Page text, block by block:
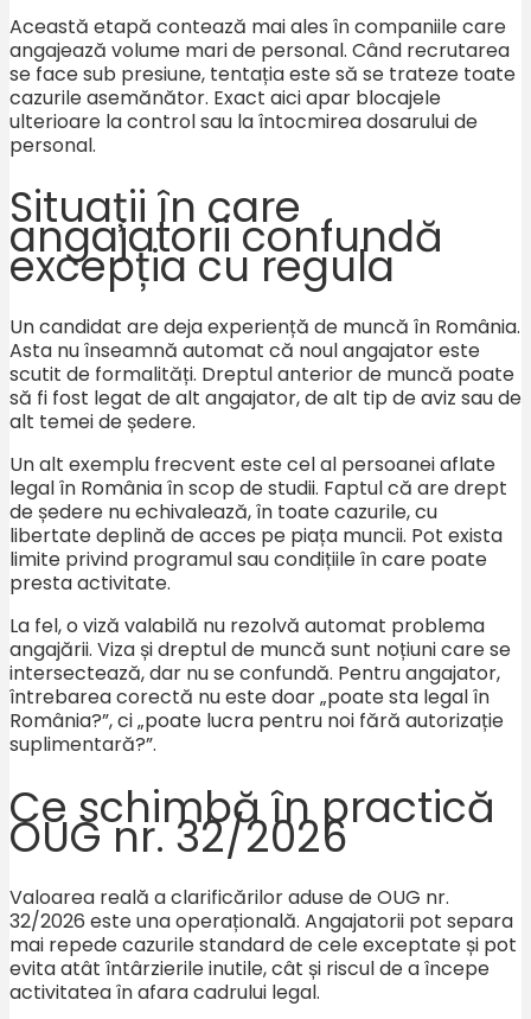
Această etapă contează mai ales în companiile care
angajează volume mari de personal. Când recrutarea
se face sub presiune, tentația este să se trateze toate
cazurile asemănător. Exact aici apar blocajele
ulterioare la control sau la întocmirea dosarului de
personal.
Situații în care
angajatorii confundă
excepția cu regula
Un candidat are deja experiență de muncă în România.
Asta nu înseamnă automat că noul angajator este
scutit de formalități. Dreptul anterior de muncă poate
să fi fost legat de alt angajator, de alt tip de aviz sau de
alt temei de ședere.
Un alt exemplu frecvent este cel al persoanei aflate
legal în România în scop de studii. Faptul că are drept
de ședere nu echivalează, în toate cazurile, cu
libertate deplină de acces pe piața muncii. Pot exista
limite privind programul sau condițiile în care poate
presta activitate.
La fel, o viză valabilă nu rezolvă automat problema
angajării. Viza și dreptul de muncă sunt noțiuni care se
intersectează, dar nu se confundă. Pentru angajator,
întrebarea corectă nu este doar „poate sta legal în
România?”, ci „poate lucra pentru noi fără autorizație
suplimentară?”.
Ce schimbă în practică
OUG nr. 32/2026
Valoarea reală a clarificărilor aduse de OUG nr.
32/2026 este una operațională. Angajatorii pot separa
mai repede cazurile standard de cele exceptate și pot
evita atât întârzierile inutile, cât și riscul de a începe
activitatea în afara cadrului legal.